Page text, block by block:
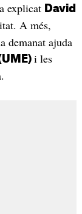
explicat David
A més,
demanat ajuda
i les